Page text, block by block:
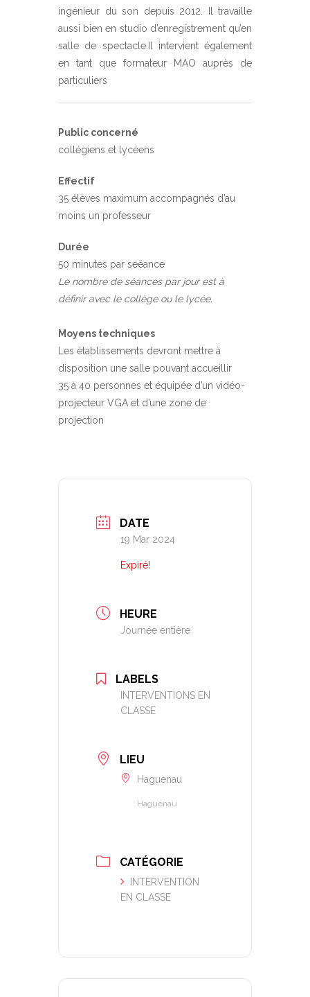
ingénieur du son depuis 2012. Il travaille
aussi bien en studio d’enregistrement qu’en
salle de spectacle.Il intervient également
en tant que formateur MAO auprès de
particuliers
Public concerné
collégiens et lycéens
Effectif
35 élèves maximum accompagnés d’au
moins un professeur
Durée
50 minutes par seéance
Le nombre de séances par jour est à
définir avec le collège ou le lycée.
Moyens techniques
Les établissements devront mettre à
disposition une salle pouvant accueillir
35 à 40 personnes et équipée d’un vidéo-
projecteur VGA et d’une zone de
projection
DATE
19 Mar 2024
Expiré!
HEURE
Journée entière
LABELS
INTERVENTIONS EN
CLASSE
LIEU
Haguenau
Haguenau
CATÉGORIE
INTERVENTION
EN CLASSE